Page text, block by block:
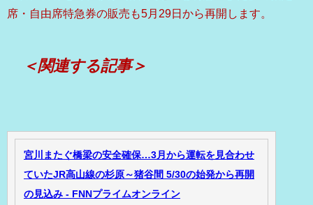
席・自由席特急券の販売も5月29日から再開します。
＜関連する記事＞
宮川またぐ橋梁の安全確保…3月から運転を見合わせ
ていたJR高山線の杉原～猪谷間 5/30の始発から再開
の見込み - FNNプライムオンライン